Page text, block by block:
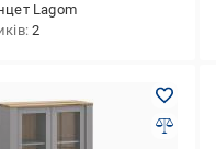
Lagom
2